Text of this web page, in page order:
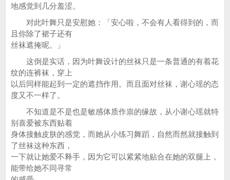
地感觉到几分羞涩。
对此叶舞只是安慰她：「安心啦，不会有人看得到的，而
且你除了裙子还有
丝袜遮掩呢。」
这倒是实话，因为叶舞设计的丝袜只是一条普通的有着花
纹的连裤袜，穿上
以后同样能起到一定的遮挡作用。而且面对丝袜，谢心瑶的态
度又不一样了。
不知道是不是也是敏感体质作祟的缘故，从小谢心瑶就特
别喜爱被东西贴着
身体接触皮肤的感觉，而她从小练习舞蹈，自然而然就接触到
了丝袜这种东西，
一下就让她爱不释手，因为它可以紧紧地贴合在她的双腿上，
能带给她不同寻常